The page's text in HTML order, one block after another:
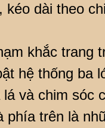
dài theo
khắc trang
hệ thống ba
và chim sóc
phía trên là